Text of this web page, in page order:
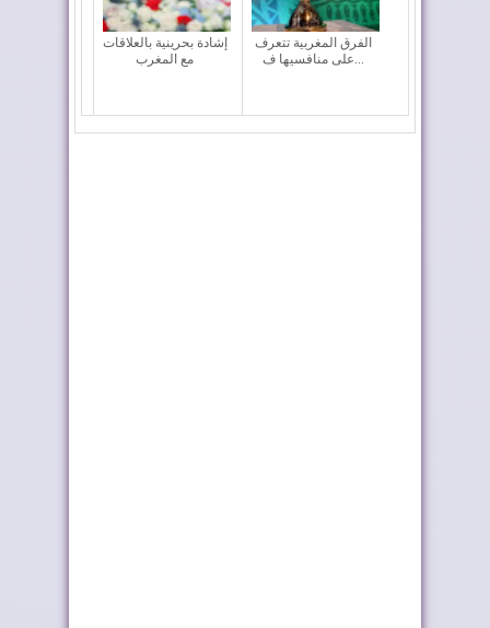
إشادة بحرينية بالعلاقات
مع المغرب
الفرق المغربية تتعرف